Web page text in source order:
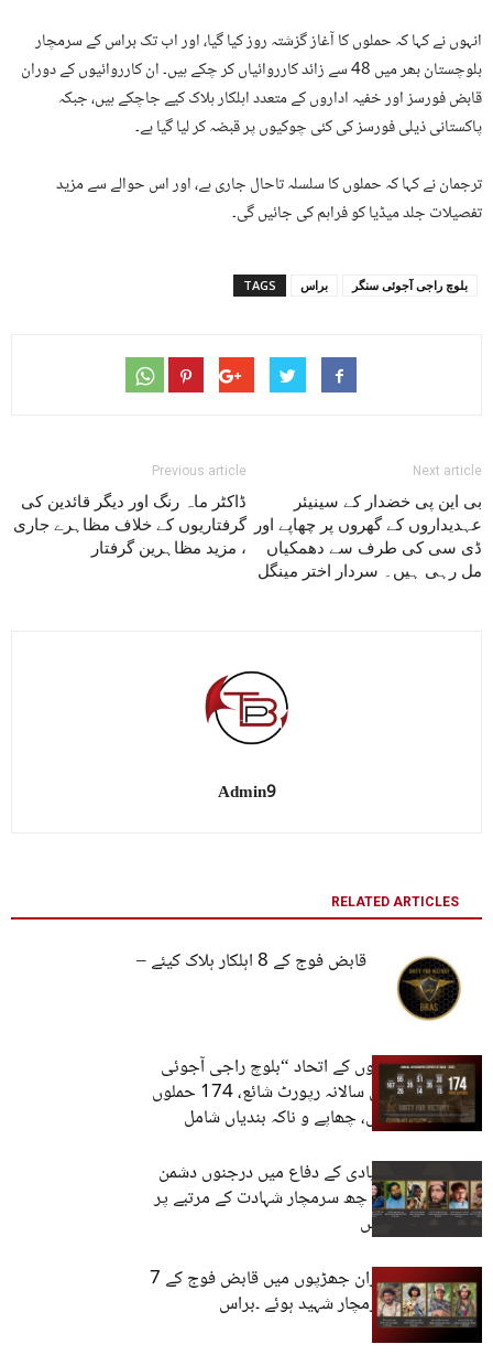
انہوں نے کہا کہ حملوں کا آغاز گزشتہ روز کیا گیا، اور اب تک براس کے سرمچار
بلوچستان بھر میں 48 سے زائد کارروائیاں کر چکے ہیں۔ ان کارروائیوں کے دوران
قابض فورسز اور خفیہ اداروں کے متعدد اہلکار ہلاک کیے جاچکے ہیں، جبکہ
پاکستانی ذیلی فورسز کی کئی چوکیوں پر قبضہ کر لیا گیا ہے۔
ترجمان نے کہا کہ حملوں کا سلسلہ تاحال جاری ہے، اور اس حوالے سے مزید
تفصیلات جلد میڈیا کو فراہم کی جائیں گی۔
TAGS براس بلوچ راجی آجوئی سنگر
Previous article
ڈاکٹر ماہ رنگ اور دیگر قائدین کی
گرفتاریوں کے خلاف مظاہرے جاری
، مزید مظاہرین گرفتار
Next article
بی این پی خضدار کے سینیئر
عہدیداروں کے گھروں پر چھاپے اور
ڈی سی کی طرف سے دھمکیاں
مل رہی ہیں۔ سردار اختر مینگل
Admin9
RELATED ARTICLES
زہری حملوں میں قابض فوج کے 8 اہلکار ہلاک کیئے –
براس
بلوچ آزادی پسندوں کے اتحاد “بلوچ راجی آجوئی
سنگر (براس) کی سالانہ رپورٹ شائع، 174 حملوں
میں 164 ہلاکتیں، چھاپے و ناکہ بندیاں شامل
زہری میں بلوچ آبادی کے دفاع میں درجنوں دشمن
اہلکار ہلاک کرکے، چھ سرمچار شہادت کے مرتبے پر
فائز ہوگئے – براس
مستونگ اور زامران جھڑپوں میں قابض فوج کے 7
اہلکار ہلاک، 4 سرمچار شہید ہوئے ۔براس